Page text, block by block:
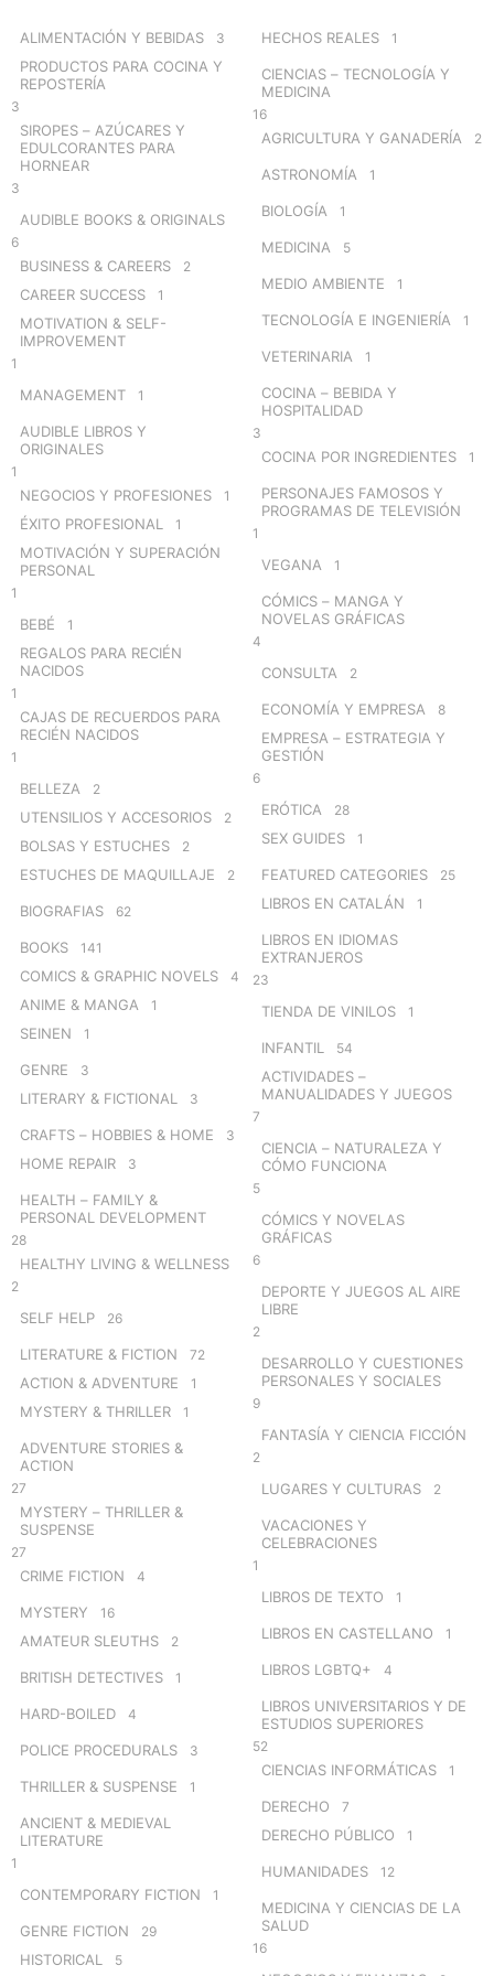
ALIMENTACIÓN Y BEBIDAS 3
PRODUCTOS PARA COCINA Y
REPOSTERÍA
3
SIROPES – AZÚCARES Y
EDULCORANTES PARA
HORNEAR
3
AUDIBLE BOOKS & ORIGINALS
6
BUSINESS & CAREERS 2
CAREER SUCCESS 1
MOTIVATION & SELF-
IMPROVEMENT
1
MANAGEMENT 1
AUDIBLE LIBROS Y
ORIGINALES
1
NEGOCIOS Y PROFESIONES 1
ÉXITO PROFESIONAL 1
MOTIVACIÓN Y SUPERACIÓN
PERSONAL
1
BEBÉ 1
REGALOS PARA RECIÉN
NACIDOS
1
CAJAS DE RECUERDOS PARA
RECIÉN NACIDOS
1
BELLEZA 2
UTENSILIOS Y ACCESORIOS 2
BOLSAS Y ESTUCHES 2
ESTUCHES DE MAQUILLAJE 2
BIOGRAFIAS 62
BOOKS 141
COMICS & GRAPHIC NOVELS 4
ANIME & MANGA 1
SEINEN 1
GENRE 3
LITERARY & FICTIONAL 3
CRAFTS – HOBBIES & HOME 3
HOME REPAIR 3
HEALTH – FAMILY &
PERSONAL DEVELOPMENT
28
HEALTHY LIVING & WELLNESS
2
SELF HELP 26
LITERATURE & FICTION 72
ACTION & ADVENTURE 1
MYSTERY & THRILLER 1
ADVENTURE STORIES &
ACTION
27
MYSTERY – THRILLER &
SUSPENSE
27
CRIME FICTION 4
MYSTERY 16
AMATEUR SLEUTHS 2
BRITISH DETECTIVES 1
HARD-BOILED 4
POLICE PROCEDURALS 3
THRILLER & SUSPENSE 1
ANCIENT & MEDIEVAL
LITERATURE
1
CONTEMPORARY FICTION 1
GENRE FICTION 29
HISTORICAL 5
HECHOS REALES 1
CIENCIAS – TECNOLOGÍA Y
MEDICINA
16
AGRICULTURA Y GANADERÍA 2
ASTRONOMÍA 1
BIOLOGÍA 1
MEDICINA 5
MEDIO AMBIENTE 1
TECNOLOGÍA E INGENIERÍA 1
VETERINARIA 1
COCINA – BEBIDA Y
HOSPITALIDAD
3
COCINA POR INGREDIENTES 1
PERSONAJES FAMOSOS Y
PROGRAMAS DE TELEVISIÓN
1
VEGANA 1
CÓMICS – MANGA Y
NOVELAS GRÁFICAS
4
CONSULTA 2
ECONOMÍA Y EMPRESA 8
EMPRESA – ESTRATEGIA Y
GESTIÓN
6
ERÓTICA 28
SEX GUIDES 1
FEATURED CATEGORIES 25
LIBROS EN CATALÁN 1
LIBROS EN IDIOMAS
EXTRANJEROS
23
TIENDA DE VINILOS 1
INFANTIL 54
ACTIVIDADES –
MANUALIDADES Y JUEGOS
7
CIENCIA – NATURALEZA Y
CÓMO FUNCIONA
5
CÓMICS Y NOVELAS
GRÁFICAS
6
DEPORTE Y JUEGOS AL AIRE
LIBRE
2
DESARROLLO Y CUESTIONES
PERSONALES Y SOCIALES
9
FANTASÍA Y CIENCIA FICCIÓN
2
LUGARES Y CULTURAS 2
VACACIONES Y
CELEBRACIONES
1
LIBROS DE TEXTO 1
LIBROS EN CASTELLANO 1
LIBROS LGBTQ+ 4
LIBROS UNIVERSITARIOS Y DE
ESTUDIOS SUPERIORES
52
CIENCIAS INFORMÁTICAS 1
DERECHO 7
DERECHO PÚBLICO 1
HUMANIDADES 12
MEDICINA Y CIENCIAS DE LA
SALUD
16